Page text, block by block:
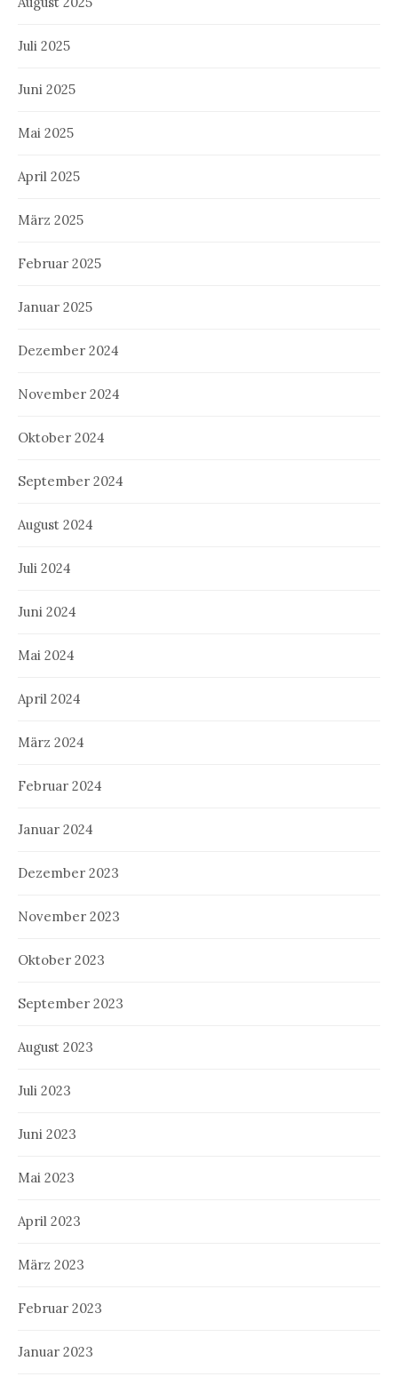
Juli 2025
Juni 2025
Mai 2025
April 2025
März 2025
Februar 2025
Januar 2025
Dezember 2024
November 2024
Oktober 2024
September 2024
August 2024
Juli 2024
Juni 2024
Mai 2024
April 2024
März 2024
Februar 2024
Januar 2024
Dezember 2023
November 2023
Oktober 2023
September 2023
August 2023
Juli 2023
Juni 2023
Mai 2023
April 2023
März 2023
Februar 2023
Januar 2023